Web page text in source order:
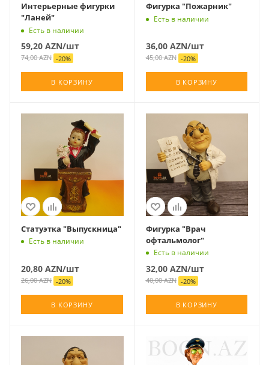
Интерьерные фигурки
"Ланей"
Есть в наличии
59,20 AZN/шт
74,00AZN -20%
В КОРЗИНУ
Фигурка "Пожарник"
Есть в наличии
36,00AZN/шт
45,00AZN -20%
В КОРЗИНУ
Статуэтка "Выпускница"
Есть в наличии
20,80 AZN/шт
26,00AZN -20%
В КОРЗИНУ
Фигурка "Врач
офтальмолог"
Есть в наличии
32,00AZN/шт
40,00AZN -20%
В КОРЗИНУ